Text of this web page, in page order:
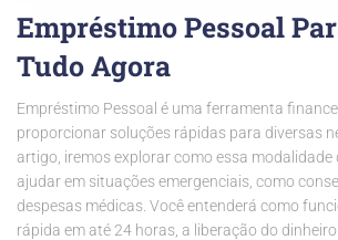
Empréstimo Pessoal
Tudo Agora
Empréstimo Pessoal é uma ferramenta
proporcionar soluções rápidas para diversas
artigo, iremos explorar como essa modalidade
ajudar em situações emergenciais, como
despesas médicas. Você entenderá como
rápida em até 24 horas, a liberação do dinheiro